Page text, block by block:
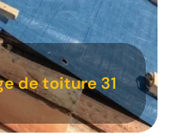
de toiture 31